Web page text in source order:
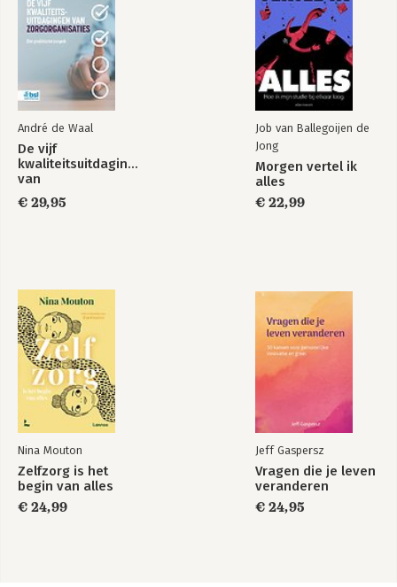
André de Waal
De vijf
kwaliteitsuitdagingen
van
zorgorganisaties
€ 29,95
Job van Ballegoijen de
Jong
Morgen vertel ik
alles
€ 22,99
Nina Mouton
Zelfzorg is het
begin van alles
€ 24,99
Jeff Gaspersz
Vragen die je leven
veranderen
€ 24,95